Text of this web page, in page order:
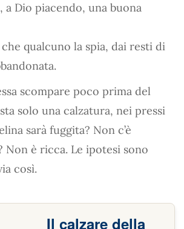
a Dio piacendo, una buona
qualcuno la spia, dai resti di
scompare poco prima del
solo una calzatura, nei pressi
sarà fuggita? Non c’è
Non è ricca. Le ipotesi sono
così.
Il calzare della